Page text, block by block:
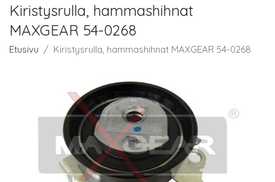
Kiristysrulla, hammashihnat
MAXGEAR 54-0268
Etusivu Kiristysrulla, hammashihnat MAXGEAR 54-0268